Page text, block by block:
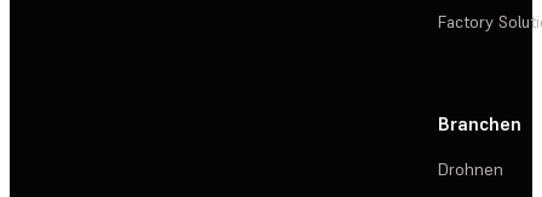
Factory
Branchen
Drohnen